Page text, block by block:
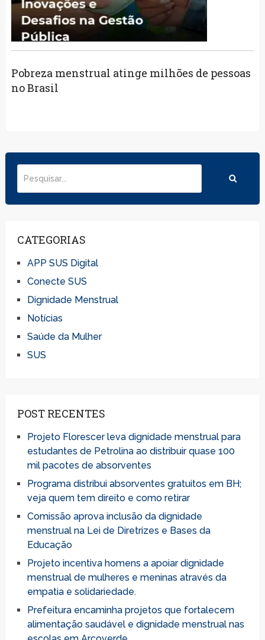
Pobreza menstrual atinge milhões de pessoas
no Brasil
CATEGORIAS
APP SUS Digital
Conecte SUS
Dignidade Menstrual
Notícias
Saúde da Mulher
SUS
POST RECENTES
Projeto Florescer leva dignidade menstrual para
estudantes de Petrolina ao distribuir quase 100
mil pacotes de absorventes
Programa distribui absorventes gratuitos em BH;
veja quem tem direito e como retirar
Comissão aprova inclusão da dignidade
menstrual na Lei de Diretrizes e Bases da
Educação
Projeto incentiva homens a apoiar dignidade
menstrual de mulheres e meninas através da
empatia e solidariedade.
Prefeitura encaminha projetos que fortalecem
alimentação saudável e dignidade menstrual nas